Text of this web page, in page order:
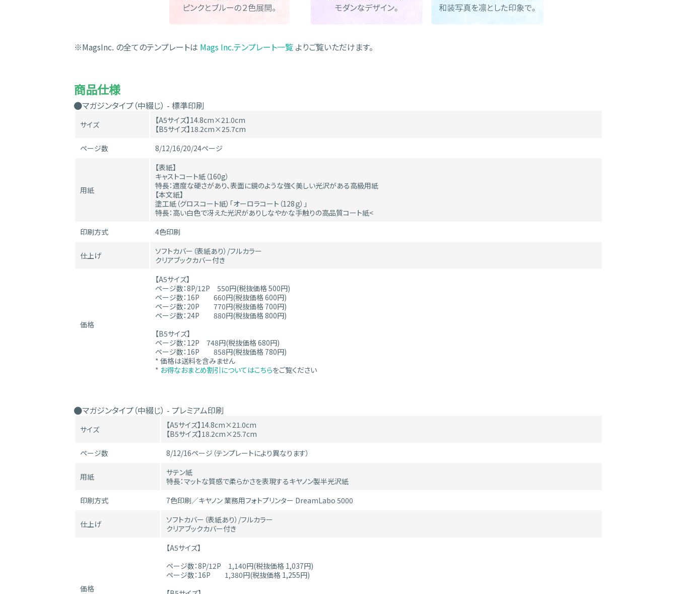
※MagsInc. の全てのテンプレートは Mags Inc.テンプレート一覧 よりご覧いただけます。
商品仕様
マガジンタイプ（中綴じ） - 標準印刷
サイズ
【A5サイズ】14.8cm×21.0cm
【B5サイズ】18.2cm×25.7cm
ページ数
8/12/16/20/24ページ
用紙
【表紙】
キャストコート紙（160g）
特長：適度な硬さがあり、表面に鏡のような強く美しい光沢がある高級用紙
【本文紙】
塗工紙（グロスコート紙）「オーロラコート（128ｇ）」
特長：高い白色で冴えた光沢がありしなやかな手触りの高品質コート紙<
印刷方式
4色印刷
仕上げ
ソフトカバー（表紙あり）/フルカラー
クリアブックカバー付き
価格
【A5サイズ】
ページ数：8P/12P 550円(税抜価格 500円)
ページ数：16P 660円(税抜価格 600円)
ページ数：20P 770円(税抜価格 700円)
ページ数：24P 880円(税抜価格 800円)
【B5サイズ】
ページ数：12P 748円(税抜価格 680円)
ページ数：16P 858円(税抜価格 780円)
* 価格は送料を含みません
* お得なおまとめ割引についてはこちらをご覧ください
マガジンタイプ（中綴じ） - プレミアム印刷
サイズ
【A5サイズ】14.8cm×21.0cm
【B5サイズ】18.2cm×25.7cm
ページ数
8/12/16ページ（テンプレートにより異なります）
用紙
サテン紙
特長：マットな質感で柔らかさを表現するキヤノン製半光沢紙
印刷方式
7色印刷／キヤノン 業務用フォトプリンター DreamLabo 5000
仕上げ
ソフトカバー（表紙あり）/フルカラー
クリアブックカバー付き
価格
【A5サイズ】
ページ数：8P/12P 1,140円(税抜価格 1,037円)
ページ数：16P 1,380円(税抜価格 1,255円)